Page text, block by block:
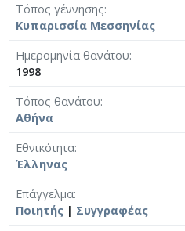
Τόπος γέννησης
Κυπαρισσία Μεσσηνίας
Ημερομηνία θανάτου
1998
Τόπος θανάτου
Αθήνα
Εθνικότητα
Έλληνας
Επάγγελμα
Ποιητής | Συγγραφέας